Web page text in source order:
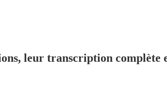
leur transcription complète